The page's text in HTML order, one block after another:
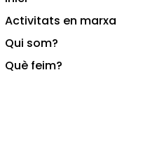
Activitats en marxa
Qui som?
Què feim?